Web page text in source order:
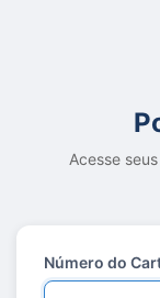
Acesse
Número do